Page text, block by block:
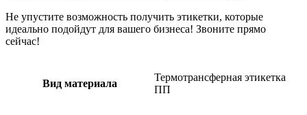
Не упустите возможность получить этикетки, которые
идеально подойдут для вашего бизнеса! Звоните прямо
сейчас!
Вид материала
Термотрансферная этикетка
ПП